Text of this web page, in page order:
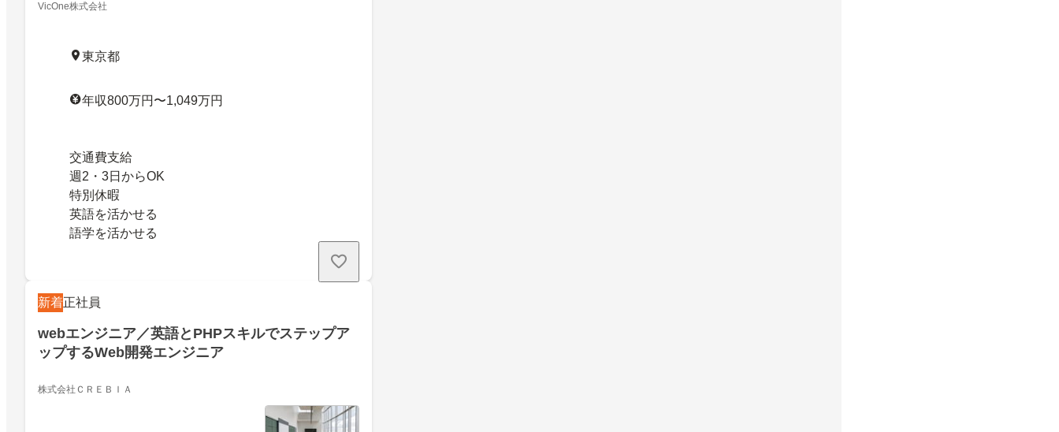
VicOne株式会社
東京都
年収800万円〜1,049万円
交通費支給
週2・3日からOK
特別休暇
英語を活かせる
語学を活かせる
新着正社員
webエンジニア／英語とPHPスキルでステップア
ップするWeb開発エンジニア
株式会社ＣＲＥＢＩＡ